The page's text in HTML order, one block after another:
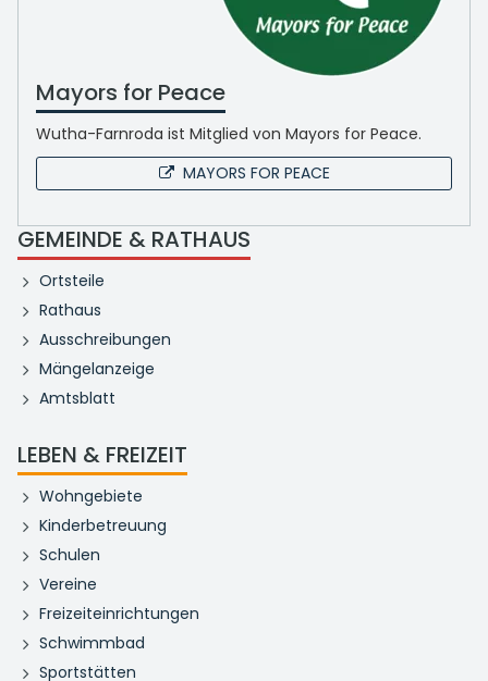
Mayors for Peace
Wutha-Farnroda ist Mitglied von Mayors for Peace.
MAYORS FOR PEACE
GEMEINDE & RATHAUS
Ortsteile
Rathaus
Ausschreibungen
Mängelanzeige
Amtsblatt
LEBEN & FREIZEIT
Wohngebiete
Kinderbetreuung
Schulen
Vereine
Freizeiteinrichtungen
Schwimmbad
Sportstätten